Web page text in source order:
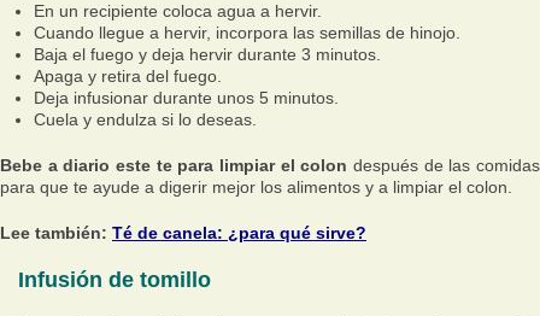
En un recipiente coloca agua a hervir.
Cuando llegue a hervir, incorpora las semillas de hinojo.
Baja el fuego y deja hervir durante 3 minutos.
Apaga y retira del fuego.
Deja infusionar durante unos 5 minutos.
Cuela y endulza si lo deseas.
Bebe a diario este te para limpiar el colon después de las comidas
para que te ayude a digerir mejor los alimentos y a limpiar el colon.
Lee también: Té de canela: ¿para qué sirve?
Infusión de tomillo